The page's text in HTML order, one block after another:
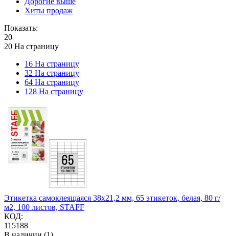
Хиты продаж
Показать:
20
20 На страницу
16 На страницу
32 На страницу
64 На страницу
128 На страницу
Этикетка самоклеящаяся 38х21,2 мм, 65 этикеток, белая, 80 г/
м2, 100 листов, STAFF
КОД:
115188